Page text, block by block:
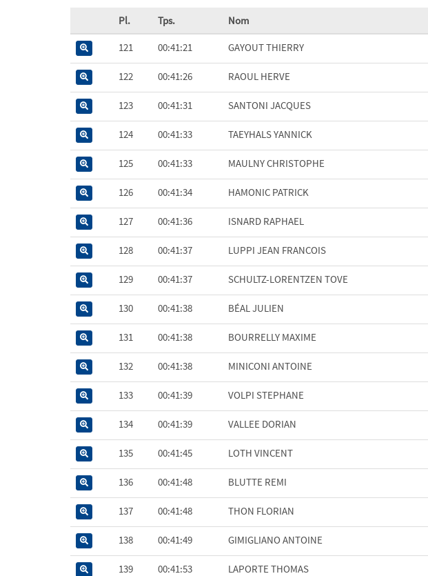
Pl. Tps. Nom
121 00:41:21 GAYOUT THIERRY
122 00:41:26 RAOUL HERVE
123 00:41:31 SANTONI JACQUES
124 00:41:33 TAEYHALS YANNICK
125 00:41:33 MAULNY CHRISTOPHE
126 00:41:34 HAMONIC PATRICK
127 00:41:36 ISNARD RAPHAEL
128 00:41:37 LUPPI JEAN FRANCOIS
129 00:41:37 SCHULTZ-LORENTZEN TOVE
130 00:41:38 BÉAL JULIEN
131 00:41:38 BOURRELLY MAXIME
132 00:41:38 MINICONI ANTOINE
133 00:41:39 VOLPI STEPHANE
134 00:41:39 VALLEE DORIAN
135 00:41:45 LOTH VINCENT
136 00:41:48 BLUTTE REMI
137 00:41:48 THON FLORIAN
138 00:41:49 GIMIGLIANO ANTOINE
139 00:41:53 LAPORTE THOMAS